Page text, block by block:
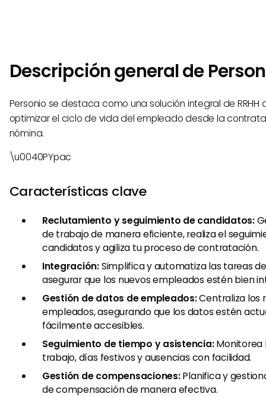
Descripción general de
Personio se destaca como una solución integral de
optimizar el ciclo de vida del empleado desde la
nómina.
\u0040PYpac
Características clave
Reclutamiento y seguimiento de candidatos:
de trabajo de manera eficiente, realiza el
candidatos y agiliza tu proceso de contratación.
Integración:Simplifica y automatiza las tareas
asegurar que los nuevos empleados estén bien
Gestión de datos de empleados:Centraliza los
empleados, asegurando que los datos estén
fácilmente accesibles.
Seguimiento de tiempo y asistencia:Monitorea
trabajo, días festivos y ausencias con facilidad.
Gestión de compensaciones:Planifica y
de compensación de manera efectiva.